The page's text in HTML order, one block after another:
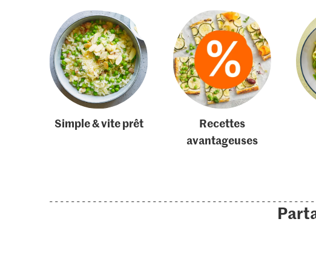
Simple & vite prêt
Recettes
avantageuses